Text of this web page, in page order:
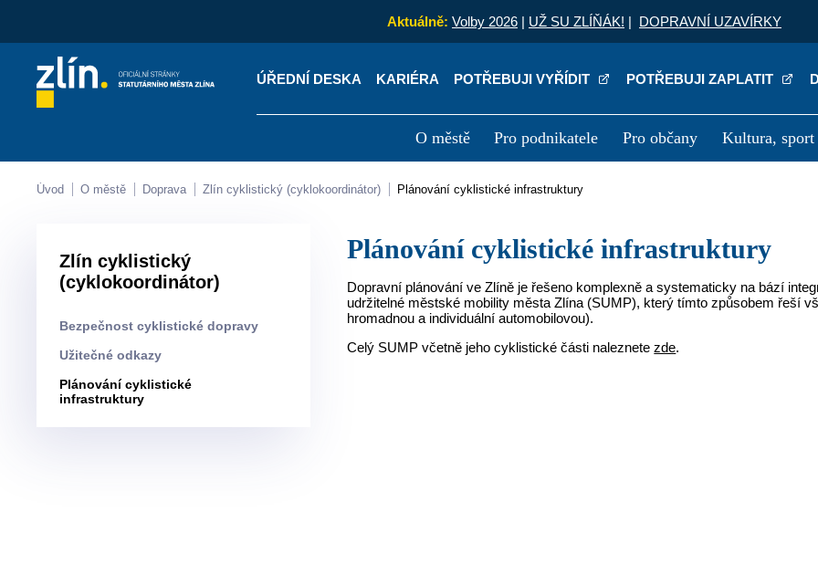
Aktuálně: Volby 2026 | UŽ SU ZLÍŇÁK! | DOPRAVNÍ UZAVÍRKY
ÚŘEDNÍ DESKA KARIÉRA POTŘEBUJI VYŘÍDIT POTŘEBUJI ZAPLATIT
O městě Pro podnikatele Pro občany Kultura, sport
Kontakty Úřední deska
Úvod O městě Doprava Zlín cyklistický (cyklokoordinátor) Plánování cyklistické infrastruktury
Zlín cyklistický
(cyklokoordinátor)
Bezpečnost cyklistické dopravy
Užitečné odkazy
Plánování cyklistické
infrastruktury
Plánování cyklistické infrastruktury
Dopravní plánování ve Zlíně je řešeno komplexně a systematicky na bází
udržitelné městské mobility města Zlína (SUMP), který tímto způsobem řeší
hromadnou a individuální automobilovou).
Celý SUMP včetně jeho cyklistické části naleznetezde.